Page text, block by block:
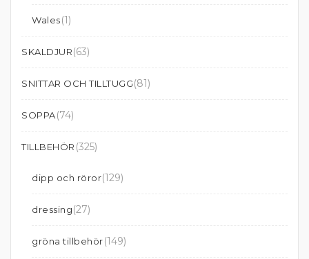
Wales(1)
SKALDJUR(63)
SNITTAR OCH TILLTUGG(81)
SOPPA(74)
TILLBEHÖR (325)
dipp och röror(129)
dressing(27)
gröna tillbehör(149)